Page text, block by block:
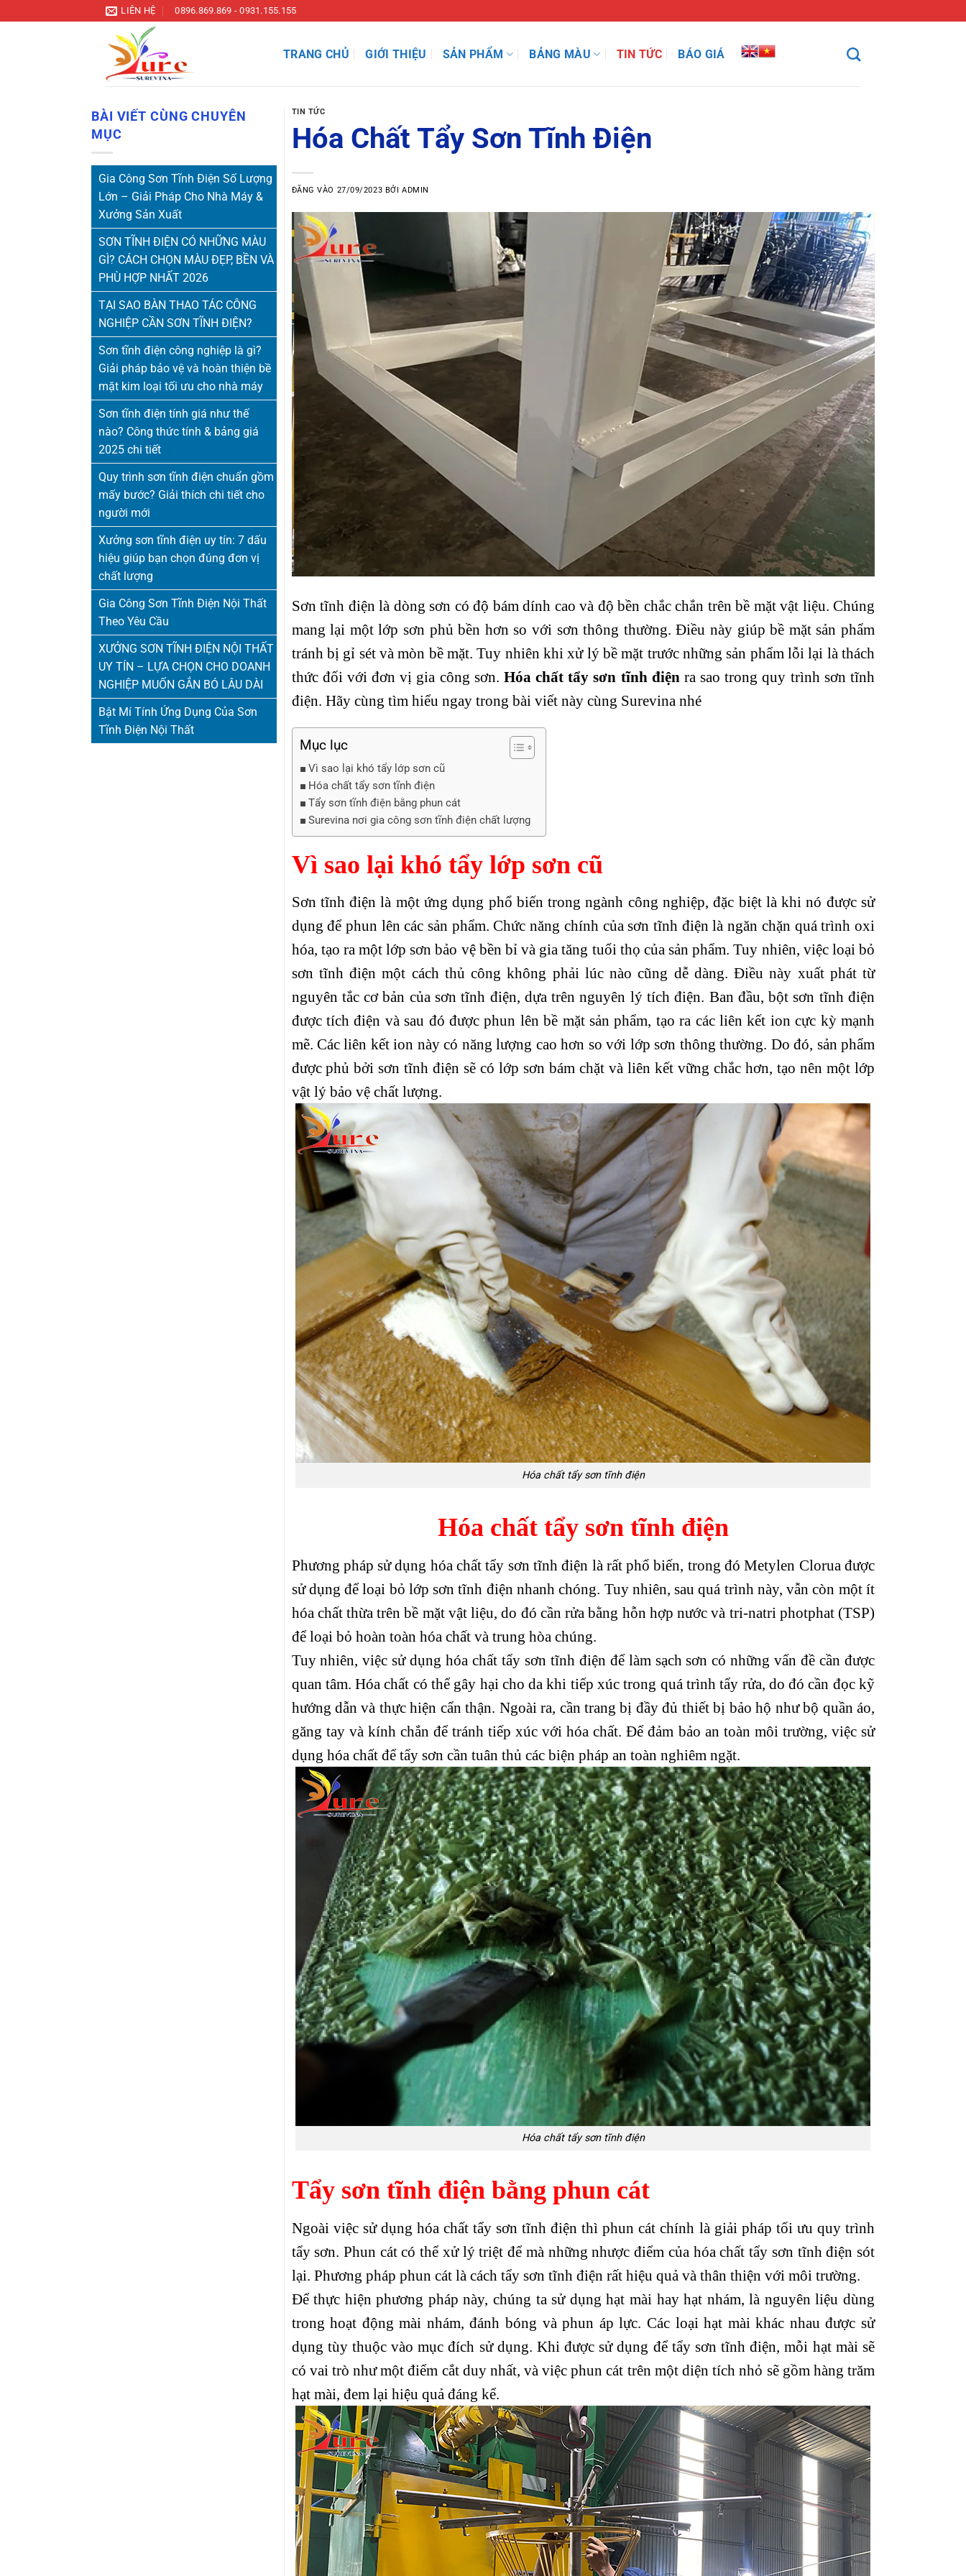
qua
LIÊN HỆ 0896.869.869 - 0931.155.155
TRANG CHỦ GIỚI THIỆU SẢN PHẨM BẢNG MÀU TIN TỨC BÁO GIÁ
BÀI VIẾT CÙNG CHUYÊN
MỤC
Gia Công Sơn Tĩnh Điện Số Lượng
Lớn – Giải Pháp Cho Nhà Máy &
Xưởng Sản Xuất
SƠN TĨNH ĐIỆN CÓ NHỮNG MÀU
GÌ? CÁCH CHỌN MÀU ĐẸP, BỀN VÀ
PHÙ HỢP NHẤT 2026
TẠI SAO BÀN THAO TÁC CÔNG
NGHIỆP CẦN SƠN TĨNH ĐIỆN?
Sơn tĩnh điện công nghiệp là gì?
Giải pháp bảo vệ và hoàn thiện bề
mặt kim loại tối ưu cho nhà máy
Sơn tĩnh điện tính giá như thế
nào? Công thức tính & bảng giá
2025 chi tiết
Quy trình sơn tĩnh điện chuẩn gồm
mấy bước? Giải thích chi tiết cho
người mới
Xưởng sơn tĩnh điện uy tín: 7 dấu
hiệu giúp bạn chọn đúng đơn vị
chất lượng
Gia Công Sơn Tĩnh Điện Nội Thất
Theo Yêu Cầu
XƯỞNG SƠN TĨNH ĐIỆN NỘI THẤT
UY TÍN – LỰA CHỌN CHO DOANH
NGHIỆP MUỐN GẮN BÓ LÂU DÀI
Bật Mí Tính Ứng Dụng Của Sơn
Tĩnh Điện Nội Thất
TIN TỨC
Hóa Chất Tẩy Sơn Tĩnh Điện
ĐĂNG VÀO 27/09/2023 BỞI ADMIN
Sơn tĩnh điện là dòng sơn có độ bám dính cao và độ bền chắc chắn trên bề mặt vật liệu. Chúng
mang lại một lớp sơn phủ bền hơn so với sơn thông thường. Điều này giúp bề mặt sản phẩm
tránh bị gỉ sét và mòn bề mặt. Tuy nhiên khi xử lý bề mặt trước những sản phẩm lỗi lại là thách
thức đối với đơn vị gia công sơn. Hóa chất tẩy sơn tĩnh điện ra sao trong quy trình sơn tĩnh
điện. Hãy cùng tìm hiểu ngay trong bài viết này cùng Surevina nhé
Mục lục
Vì sao lại khó tẩy lớp sơn cũ
Hóa chất tẩy sơn tĩnh điện
Tẩy sơn tĩnh điện bằng phun cát
Surevina nơi gia công sơn tĩnh điện chất lượng
Vì sao lại khó tẩy lớp sơn cũ
Sơn tĩnh điện là một ứng dụng phổ biến trong ngành công nghiệp, đặc biệt là khi nó được sử
dụng để phun lên các sản phẩm. Chức năng chính của sơn tĩnh điện là ngăn chặn quá trình oxi
hóa, tạo ra một lớp sơn bảo vệ bền bỉ và gia tăng tuổi thọ của sản phẩm. Tuy nhiên, việc loại bỏ
sơn tĩnh điện một cách thủ công không phải lúc nào cũng dễ dàng. Điều này xuất phát từ
nguyên tắc cơ bản của sơn tĩnh điện, dựa trên nguyên lý tích điện. Ban đầu, bột sơn tĩnh điện
được tích điện và sau đó được phun lên bề mặt sản phẩm, tạo ra các liên kết ion cực kỳ mạnh
mẽ. Các liên kết ion này có năng lượng cao hơn so với lớp sơn thông thường. Do đó, sản phẩm
được phủ bởi sơn tĩnh điện sẽ có lớp sơn bám chặt và liên kết vững chắc hơn, tạo nên một lớp
vật lý bảo vệ chất lượng.
Hóa chất tẩy sơn tĩnh điện
Hóa chất tẩy sơn tĩnh điện
Phương pháp sử dụng hóa chất tẩy sơn tĩnh điện là rất phổ biến, trong đó Metylen Clorua được
sử dụng để loại bỏ lớp sơn tĩnh điện nhanh chóng. Tuy nhiên, sau quá trình này, vẫn còn một ít
hóa chất thừa trên bề mặt vật liệu, do đó cần rửa bằng hỗn hợp nước và tri-natri photphat (TSP)
để loại bỏ hoàn toàn hóa chất và trung hòa chúng.
Tuy nhiên, việc sử dụng hóa chất tẩy sơn tĩnh điện để làm sạch sơn có những vấn đề cần được
quan tâm. Hóa chất có thể gây hại cho da khi tiếp xúc trong quá trình tẩy rửa, do đó cần đọc kỹ
hướng dẫn và thực hiện cẩn thận. Ngoài ra, cần trang bị đầy đủ thiết bị bảo hộ như bộ quần áo,
găng tay và kính chắn để tránh tiếp xúc với hóa chất. Để đảm bảo an toàn môi trường, việc sử
dụng hóa chất để tẩy sơn cần tuân thủ các biện pháp an toàn nghiêm ngặt.
Hóa chất tẩy sơn tĩnh điện
Tẩy sơn tĩnh điện bằng phun cát
Ngoài việc sử dụng hóa chất tẩy sơn tĩnh điện thì phun cát chính là giải pháp tối ưu quy trình
tẩy sơn. Phun cát có thể xử lý triệt để mà những nhược điểm của hóa chất tẩy sơn tĩnh điện sót
lại. Phương pháp phun cát là cách tẩy sơn tĩnh điện rất hiệu quả và thân thiện với môi trường.
Để thực hiện phương pháp này, chúng ta sử dụng hạt mài hay hạt nhám, là nguyên liệu dùng
trong hoạt động mài nhám, đánh bóng và phun áp lực. Các loại hạt mài khác nhau được sử
dụng tùy thuộc vào mục đích sử dụng. Khi được sử dụng để tẩy sơn tĩnh điện, mỗi hạt mài sẽ
có vai trò như một điểm cắt duy nhất, và việc phun cát trên một diện tích nhỏ sẽ gồm hàng trăm
hạt mài, đem lại hiệu quả đáng kể.